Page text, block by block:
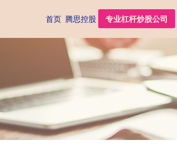
首页 腾思控股 专业杠杆炒股公司